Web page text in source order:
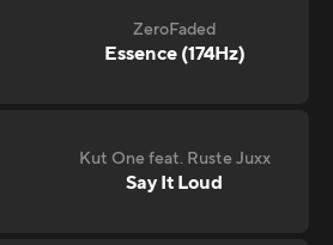
ZeroFaded
Essence (174Hz)
Kut One feat. Ruste Juxx
Say It Loud